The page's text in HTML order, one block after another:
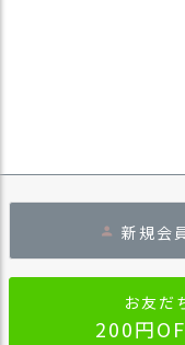
新規会
お友だ
200円